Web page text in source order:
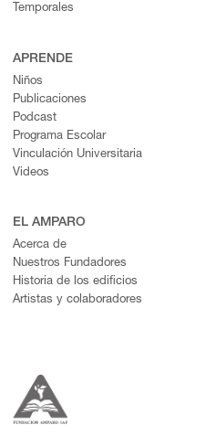
Temporales
APRENDE
Niños
Publicaciones
Podcast
Programa Escolar
Vinculación Universitaria
Videos
EL AMPARO
Acerca de
Nuestros Fundadores
Historia de los edificios
Artistas y colaboradores